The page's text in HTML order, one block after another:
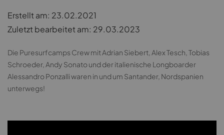
Erstellt am: 23.02.2021
Zuletzt bearbeitet am: 29.03.2023
Die Puresurfcamps Crew mit Adrian Siebert, Alex Tesch, Tobias
Schroeder, Andy Sonato und der italienische Longboarder
Alessandro Ponzalli waren in und um Santander, Nordspanien
unterwegs!